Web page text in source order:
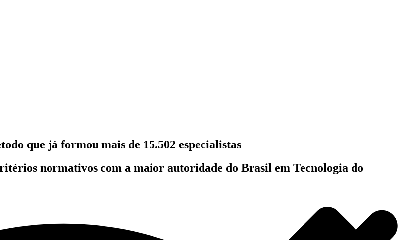
que já formou mais de 15.502 especialistas
normativos com a maior autoridade do Brasil em Tecnologia do